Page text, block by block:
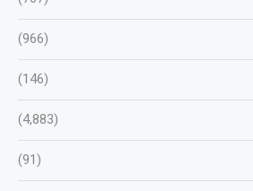
(966)
(146)
(4,883)
(91)